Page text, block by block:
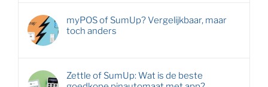
myPOS of SumUp? Vergelijkbaar, maar
toch anders
Zettle of SumUp: Wat is de beste